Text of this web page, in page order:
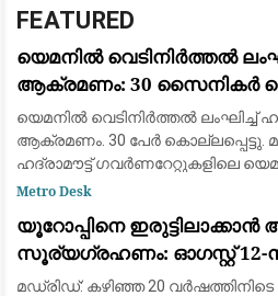
FEATURED
യെമനിൽ വെടിനിർത്തൽ
ആക്രമണം: 30 സൈനികർ
ശേഷമുള്ള ഏറ്റവും വലിയ
യെമനിൽ വെടിനിർത്തൽ ലംഘിച്ച്
ആക്രമണം. 30 പേർ കൊല്ലപ്പെട്ടു.
ഹദ്രാമൗട്ട് ഗവർണറേറ്റുകളിലെ
എമർജൻസി ഫോഴ്‌സ് ക്യാമ്പുകൾക്ക്
വലിയ ആക്രമണമാണിത്
Metro Desk
യൂറോപ്പിനെ
സൂര്യഗ്രഹണം: ഓഗസ്റ്റ് 12-
പ്രകൃതിയുടെ വിസ്മയക്കാഴ്ച
മഡ്രിഡ്: കഴിഞ്ഞ 20